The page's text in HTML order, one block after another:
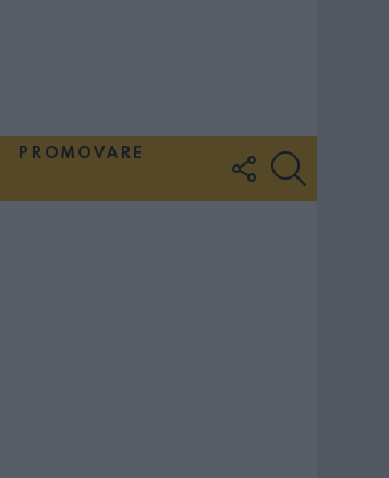
PROMOVARE
FOLLOW
US